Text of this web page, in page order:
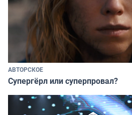
АВТОРСКОЕ
Супергёрл или суперпровал?